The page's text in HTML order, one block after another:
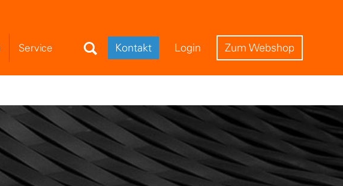
Service Zum Webshop
Search Field
Kontakt Login